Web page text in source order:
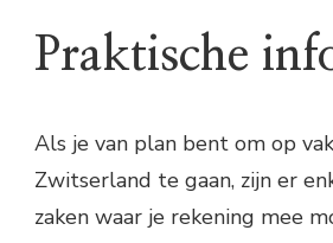
Praktische
Als je van plan bent om op
Zwitserland te gaan, zijn er
zaken waar je rekening mee